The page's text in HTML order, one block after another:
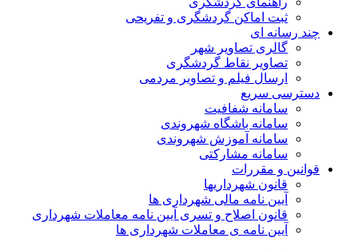
ثبت اماکن گردشگری و تفریحی
چند رسانه ای
گالری تصاویر شهر
تصاویر نقاط گردشگری
ارسال فیلم و تصاویر مردمی
دسترسی سریع
سامانه شفافیت
سامانه باشگاه شهروندی
سامانه آموزش شهروندی
سامانه مشارکتی
قوانین و مقررات
قانون شهرداریها
آیین نامه مالی شهرداری ها
قانون اصلاح و تسری آیین نامه معاملات شهرداری
آیین نامه ی معاملات شهرداری ها